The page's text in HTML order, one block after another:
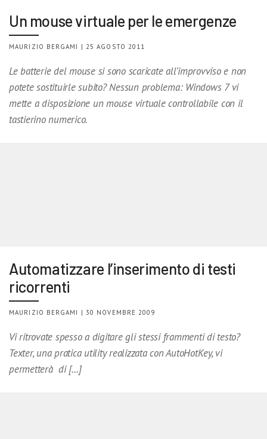
Un mouse virtuale per le emergenze
MAURIZIO BERGAMI | 25 AGOSTO 2011
Le batterie del mouse si sono scaricate all’improvviso e non
potete sostituirle subito? Nessun problema: Windows 7 vi
mette a disposizione un mouse virtuale controllabile con il
tastierino numerico.
Automatizzare l’inserimento di testi
ricorrenti
MAURIZIO BERGAMI | 30 NOVEMBRE 2009
Vi ritrovate spesso a digitare gli stessi frammenti di testo?
Texter, una pratica utility realizzata con AutoHotKey, vi
permetterà di […]